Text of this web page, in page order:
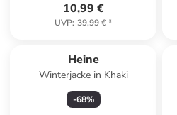
10,99 €
UVP: 39,99 €*
Heine
Winterjacke in Khaki
-68%